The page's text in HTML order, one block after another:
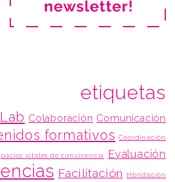
etiquetas
Colaboración Comunicación
formativos Coordinación
vitales de convivencia Evaluación
Facilitación Hbridación